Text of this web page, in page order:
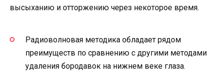
высыханию и отторжению через некоторое время.
Радиоволновая методика обладает рядом
преимуществ по сравнению с другими методами
удаления бородавок на нижнем веке глаза.